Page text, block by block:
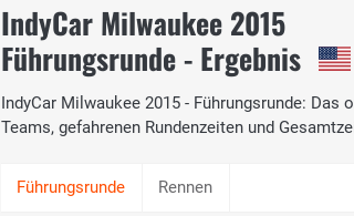
IndyCar Milwaukee 2015
Führungsrunde - Ergebnis
IndyCar Milwaukee 2015 - Führungsrunde:
Teams, gefahrenen Rundenzeiten und
Rennen